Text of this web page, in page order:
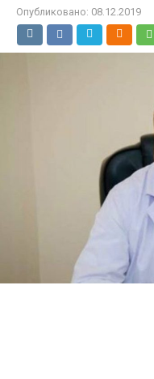
Опубликовано: 08.12.2019